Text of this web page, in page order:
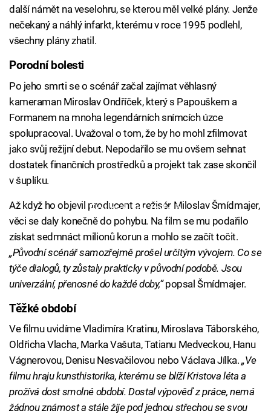
další námět na veselohru, se kterou měl velké plány. Jenže
nečekaný a náhlý infarkt, kterému v roce 1995 podlehl,
všechny plány zhatil.
Porodní bolesti
Po jeho smrti se o scénář začal zajímat věhlasný
kameraman Miroslav Ondříček, který s Papouškem a
Formanem na mnoha legendárních snímcích úzce
spolupracoval. Uvažoval o tom, že by ho mohl zfilmovat
jako svůj režijní debut. Nepodařilo se mu ovšem sehnat
dostatek finančních prostředků a projekt tak zase skončil
v šuplíku.
Failed to fetch
Až když ho objevil producent a režisér Miloslav Šmídmajer,
věci se daly konečně do pohybu. Na film se mu podařilo
získat sedmnáct milionů korun a mohlo se začít točit.
„Původní scénář samozřejmě prošel určitým vývojem. Co se
týče dialogů, ty zůstaly prakticky v původní podobě. Jsou
univerzální, přenosné do každé doby,“popsal Šmídmajer.
Těžké období
Ve filmu uvidíme Vladimíra Kratinu, Miroslava Táborského,
Oldřicha Vlacha, Marka Vašuta, Tatianu Medveckou, Hanu
Vágnerovou, Denisu Nesvačilovou nebo Václava Jílka.„Ve
filmu hraju kunsthistorika, kterému se blíží Kristova léta a
prožívá dost smolné období. Dostal výpověď z práce, nemá
žádnou známost a stále žije pod jednou střechou se svou